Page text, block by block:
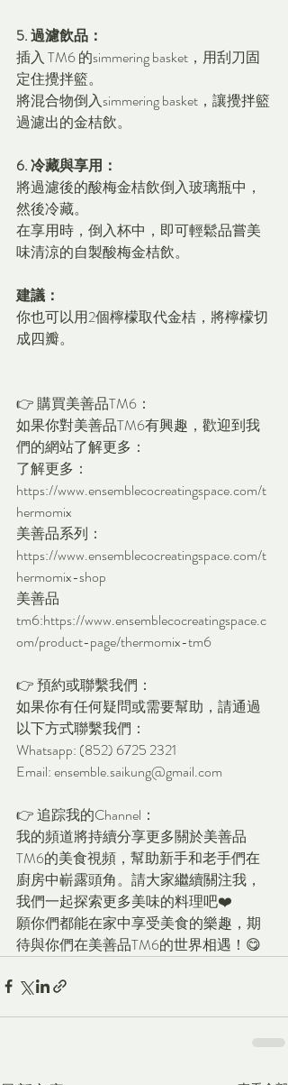
5. 過濾飲品：
插入 TM6 的simmering basket，用刮刀固
定住攪拌籃。
將混合物倒入simmering basket，讓攪拌籃
過濾出的金桔飲。
6. 冷藏與享用：
將過濾後的酸梅金桔飲倒入玻璃瓶中，
然後冷藏。
在享用時，倒入杯中，即可輕鬆品嘗美
味清涼的自製酸梅金桔飲。
建議：
你也可以用2個檸檬取代金桔，將檸檬切
成四瓣。
👉 購買美善品TM6：
如果你對美善品TM6有興趣，歡迎到我
們的網站了解更多：
了解更多：
https://www.ensemblecocreatingspace.com/t
hermomix
美善品系列：
https://www.ensemblecocreatingspace.com/t
hermomix-shop
美善品
tm6:https://www.ensemblecocreatingspace.c
om/product-page/thermomix-tm6
👉 預約或聯繫我們：
如果你有任何疑問或需要幫助，請通過
以下方式聯繫我們：
Whatsapp: (852) 6725 2321
Email: ensemble.saikung@gmail.com
👉 追踪我的Channel：
我的頻道將持續分享更多關於美善品
TM6的美食視頻，幫助新手和老手們在
廚房中嶄露頭角。請大家繼續關注我，
我們一起探索更多美味的料理吧❤️
願你們都能在家中享受美食的樂趣，期
待與你們在美善品TM6的世界相遇！😋